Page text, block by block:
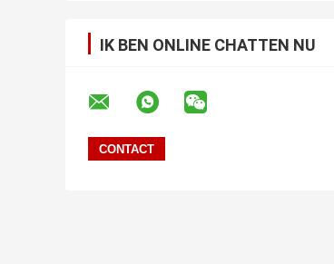
IK BEN ONLINE CHATTEN NU